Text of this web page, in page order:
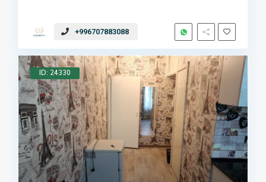
+996707883088
ID: 24330